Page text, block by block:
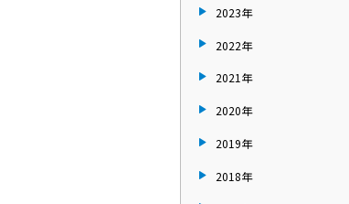
2023年
2022年
2021年
2020年
2019年
2018年